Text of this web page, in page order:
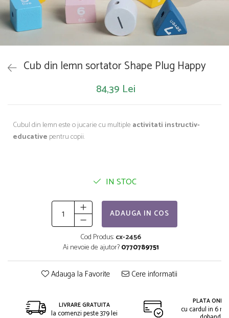
Papusi si accesorii
Trotinete
Trenulete si masinute
Unelte si bancuri de lucru
Cub din lemn sortator Shape Plug Happy
84,39 Lei
Cubul din lemn este o jucarie cu multiple activitati instructiv-
educative pentru copii.
IN STOC
ADAUGA IN COS
Cod Produs:cx-2456
Ai nevoie de ajutor?0770789751
Adauga la Favorite Cere informatii
LIVRARE GRATUITA
la comenzi peste 379 lei
PLATA
cu cardul in 6